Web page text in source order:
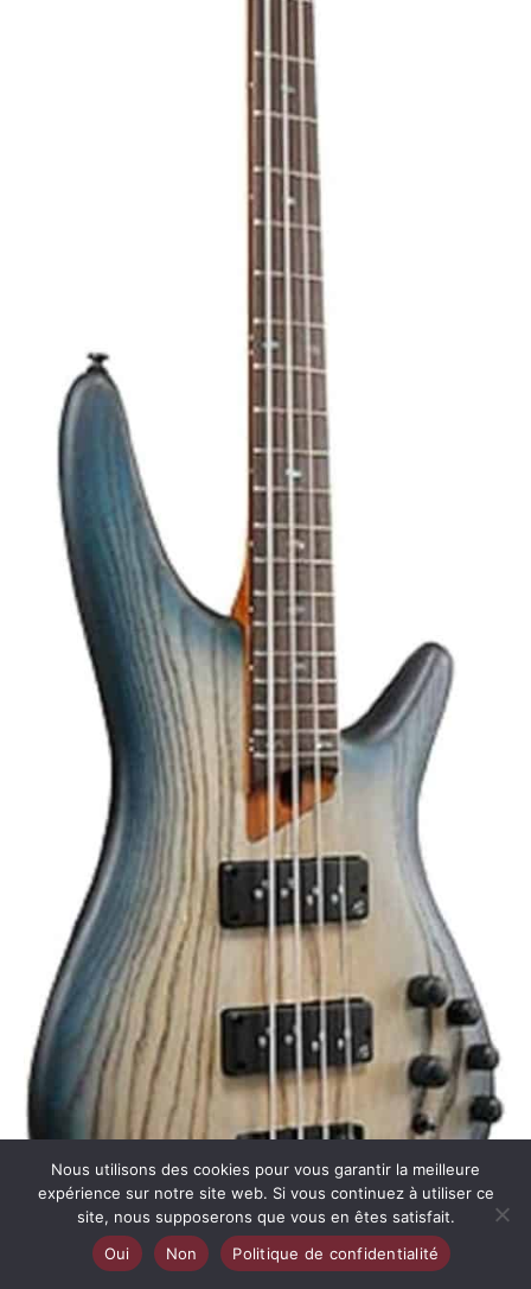
Nous utilisons des cookies pour vous garantir la meilleure
expérience sur notre site web. Si vous continuez à utiliser ce
site, nous supposerons que vous en êtes satisfait.
Oui
Non Politique de confidentialité